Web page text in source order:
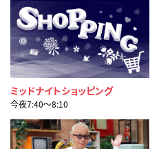
ミッドナイトショッピング
今夜7:40〜8:10